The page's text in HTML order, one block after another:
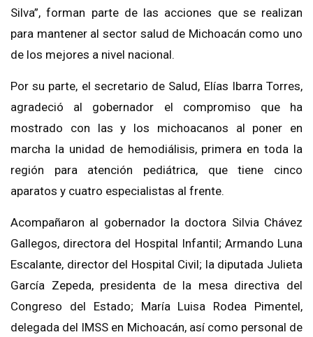
Silva”, forman parte de las acciones que se realizan
para mantener al sector salud de Michoacán como uno
de los mejores a nivel nacional.
Por su parte, el secretario de Salud, Elías Ibarra Torres,
agradeció al gobernador el compromiso que ha
mostrado con las y los michoacanos al poner en
marcha la unidad de hemodiálisis, primera en toda la
región para atención pediátrica, que tiene cinco
aparatos y cuatro especialistas al frente.
Acompañaron al gobernador la doctora Silvia Chávez
Gallegos, directora del Hospital Infantil; Armando Luna
Escalante, director del Hospital Civil; la diputada Julieta
García Zepeda, presidenta de la mesa directiva del
Congreso del Estado; María Luisa Rodea Pimentel,
delegada del IMSS en Michoacán, así como personal de